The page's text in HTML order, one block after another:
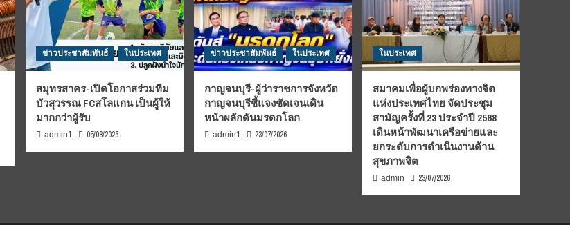
ข่าวประชาสัมพันธ์ ในประเทศ
สมุทรสาคร-เปิดโอกาสร่วมทีม
บัวสุวรรณ FCสโลแกน เป็นผู้ให้
มากกว่าผู้รับ
admin1 05/08/2026
ข่าวประชาสัมพันธ์ ในประเทศ
กาญจนบุรี-ผู้ว่าราชการจังหวัด
กาญจนบุรีชี้แจงชัดเจนเดิน
หน้าผลักดันมรดกโลก
admin1 23/07/2026
ในประเทศ
สมาคมเพื่อผู้บกพร่องทางจิต
แห่งประเทศไทย จัดประชุม
สามัญครั้งที่ 23 ประจำปี 2568
เดินหน้าพัฒนาเครือข่ายและ
ยกระดับการดำเนินงานด้าน
สุขภาพจิต
admin 23/07/2026